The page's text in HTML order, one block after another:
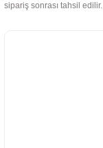
sipariş sonrası tahsil edilir.